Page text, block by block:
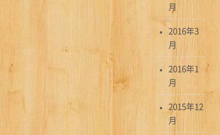
月
2016年3
月
2016年1
月
2015年12
月